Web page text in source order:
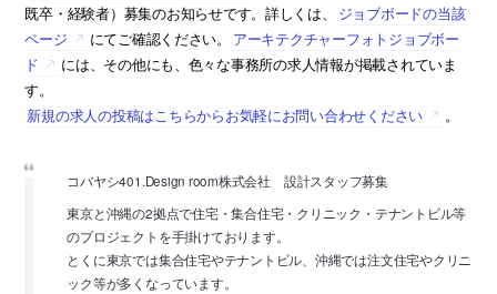
既卒・経験者）募集のお知らせです。詳しくは、
ジョブボードの当該
ページ
にてご確認ください。
アーキテクチャーフォトジョブボー
ド
には、その他にも、色々な事務所の求人情報が掲載されていま
す。
新規の求人の投稿はこちらからお気軽にお問い合わせください
。
コバヤシ401.Design room株式会社 設計スタッフ募集
東京と沖縄の2拠点で住宅・集合住宅・クリニック・テナントビル等
のプロジェクトを手掛けております。
とくに東京では集合住宅やテナントビル、沖縄では注文住宅やクリニ
ック等が多くなっています。